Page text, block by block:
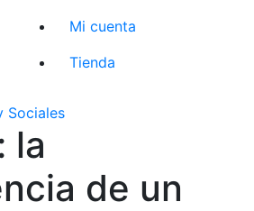
Mi cuenta
Tienda
Sociales
la
de un